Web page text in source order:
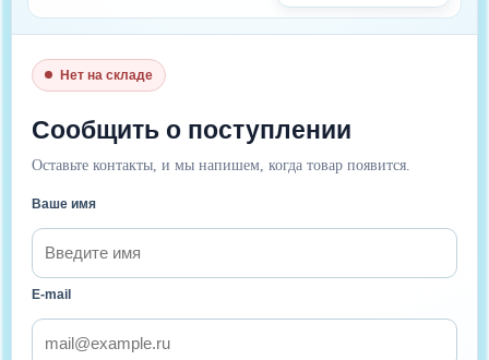
Нет на складе
Сообщить о поступлении
Оставьте контакты, и мы напишем, когда товар появится.
Ваше имя
E-mail